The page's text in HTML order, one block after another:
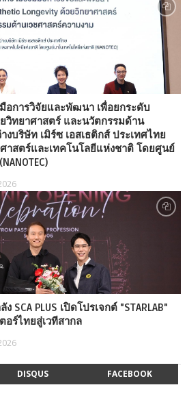
การวิจัยและพัฒนา เพื่อยกระดับ
วิทยาศาสตร์ และนวัตกรรมด้าน
งบริษัท เมิร์ซ เอสเธติกส์ ประเทศไทย
าสตร์และเทคโนโลยีแห่งชาติ โดยศูนย์
ง SCA PLUS เปิดโปรเจกต์ "STARLAB"
อร์ไทยสู่เวทีสากล
DISQUS FACEBOOK